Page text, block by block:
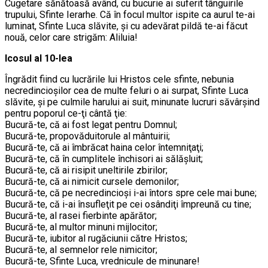
Cugetare sănătoasă având, cu bucurie ai suferit tânguirile
trupului, Sfinte Ierarhe. Că în focul multor ispite ca aurul te-ai
luminat, Sfinte Luca slăvite, şi cu adevărat pildă te-ai făcut
nouă, celor care strigăm: Aliluia!
Icosul al 10-lea
Îngrădit fiind cu lucrările lui Hristos cele sfinte, nebunia
necredincioşilor cea de multe feluri o ai surpat, Sfinte Luca
slăvite, şi pe culmile harului ai suit, minunate lucruri săvârşind
pentru poporul ce-ţi cântă ţie:
Bucură-te, că ai fost legat pentru Domnul;
Bucură-te, propovăduitorule al mântuirii;
Bucură-te, că ai îmbrăcat haina celor întemniţaţi;
Bucură-te, că în cumplitele închisori ai sălăşluit;
Bucură-te, că ai risipit uneltirile zbirilor;
Bucură-te, că ai nimicit cursele demonilor;
Bucură-te, că pe necredincioşi i-ai întors spre cele mai bune;
Bucură-te, că i-ai însufleţit pe cei osândiţi împreună cu tine;
Bucură-te, al rasei fierbinte apărător;
Bucură-te, al multor minuni mijlocitor;
Bucură-te, iubitor al rugăciunii către Hristos;
Bucură-te, al semnelor rele nimicitor;
Bucură-te, Sfinte Luca, vrednicule de minunare!